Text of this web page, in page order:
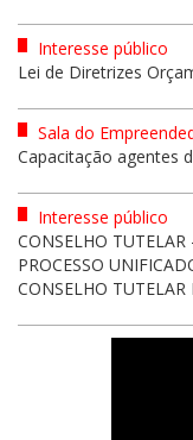
Interesse público
Lei de Diretrizes
Sala do
Capacitação agentes
Interesse público
CONSELHO TUTELAR
PROCESSO
CONSELHO